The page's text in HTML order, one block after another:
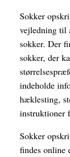
Sokker
vejledning til
sokker. Der
sokker, der
indeholde
hæklesting,
instruktioner
Sokker
findes online